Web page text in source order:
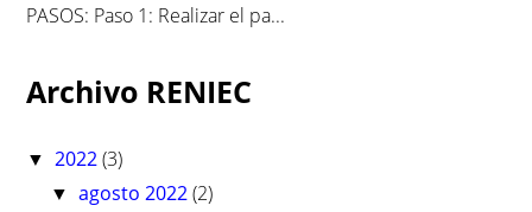
PASOS: Paso 1: Realizar el pa...
Archivo RENIEC
▼ 2022(3)
▼ agosto 2022(2)